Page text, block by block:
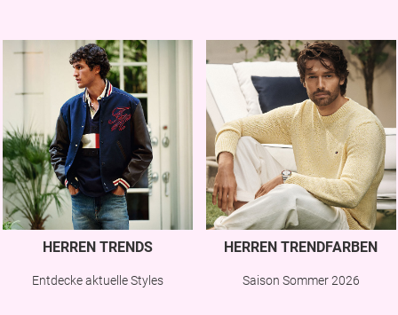
HERREN TRENDS
Entdecke aktuelle Styles
HERREN TRENDFARBEN
Saison Sommer 2026